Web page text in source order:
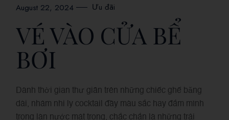
August 22, 2024 Ưu đãi
VÉ VÀO CỬA BỂ
BƠI
Dành thời gian thư giãn trên những chiếc ghế băng
dài, nhâm nhi ly cocktail đầy màu sắc hay đắm mình
trong làn nước mát trong, chắc chắn là những trải